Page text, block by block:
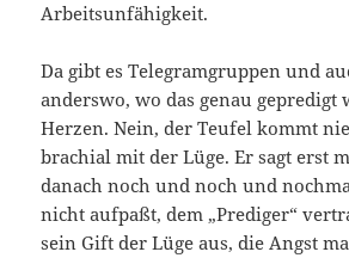
Arbeitsunfähigkeit.
Da gibt es Telegramgruppen und
anderswo, wo das genau
Herzen. Nein, der Teufel kommt
brachial mit der Lüge. Er sagt erst
danach noch und noch und
nicht aufpaßt, dem „Prediger“
sein Gift der Lüge aus, die Angst